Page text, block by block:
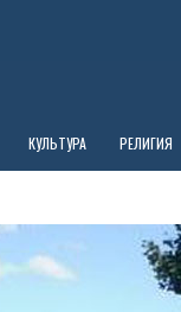
КУЛЬТУРА РЕЛИГИЯ